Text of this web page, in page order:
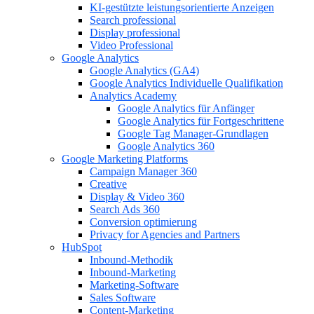
KI-gestützte leistungsorientierte Anzeigen
Search professional
Display professional
Video Professional
Google Analytics
Google Analytics (GA4)
Google Analytics Individuelle Qualifikation
Analytics Academy
Google Analytics für Anfänger
Google Analytics für Fortgeschrittene
Google Tag Manager-Grundlagen
Google Analytics 360
Google Marketing Platforms
Campaign Manager 360
Creative
Display & Video 360
Search Ads 360
Conversion optimierung
Privacy for Agencies and Partners
HubSpot
Inbound-Methodik
Inbound-Marketing
Marketing-Software
Sales Software
Content-Marketing